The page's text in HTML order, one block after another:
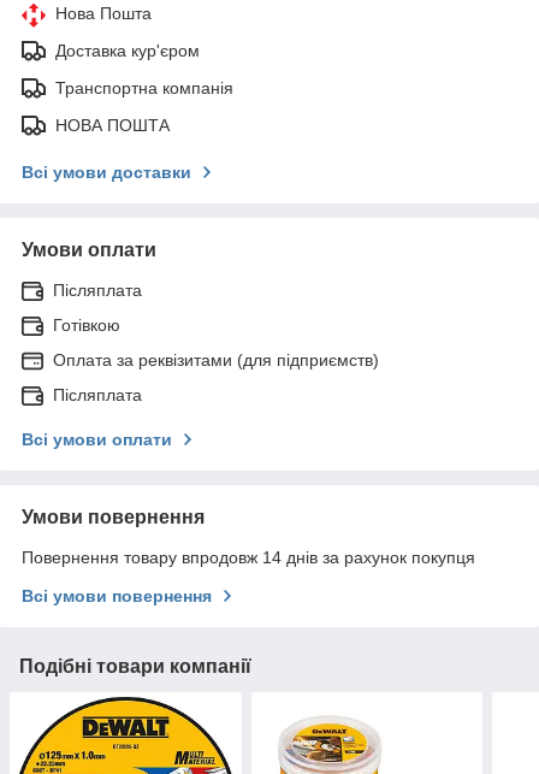
Нова Пошта
Доставка кур'єром
Транспортна компанія
НОВА ПОШТА
Всі умови доставки
Умови оплати
Післяплата
Готівкою
Оплата за реквізитами (для підприємств)
Післяплата
Всі умови оплати
Умови повернення
Повернення товару впродовж 14 днів за рахунок покупця
Всі умови повернення
Подібні товари компанії